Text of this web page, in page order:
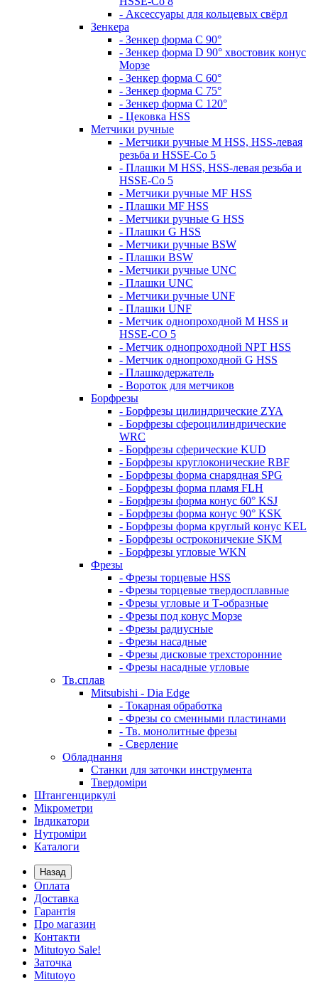
- Аксессуары для кольцевых свёрл
Зенкера
- Зенкер форма С 90°
- Зенкер форма D 90° хвостовик конус
Морзе
- Зенкер форма С 60°
- Зенкер форма С 75°
- Зенкер форма С 120°
- Цековка HSS
Метчики ручные
- Метчики ручные M HSS, HSS-левая
резьба и HSSE-Co 5
- Плашки M HSS, HSS-левая резьба и
HSSE-Co 5
- Метчики ручные MF HSS
- Плашки MF HSS
- Метчики ручные G HSS
- Плашки G HSS
- Метчики ручные BSW
- Плашки BSW
- Метчики ручные UNC
- Плашки UNC
- Метчики ручные UNF
- Плашки UNF
- Метчик однопроходной M HSS и
HSSE-CO 5
- Метчик однопроходной NPT HSS
- Метчик однопроходной G HSS
- Плашкодержатель
- Вороток для метчиков
Борфрезы
- Борфрезы цилиндрические ZYA
- Борфрезы сфероцилиндрические
WRC
- Борфрезы сферические KUD
- Борфрезы круглоконические RBF
- Борфрезы форма снарядная SPG
- Борфрезы форма пламя FLH
- Борфрезы форма конус 60° KSJ
- Борфрезы форма конус 90° KSK
- Борфрезы форма круглый конус KEL
- Борфрезы остроконичекие SKM
- Борфрезы угловые WKN
Фрезы
- Фрезы торцевые HSS
- Фрезы торцевые твердосплавные
- Фрезы угловые и Т-образные
- Фрезы под конус Морзе
- Фрезы радиусные
- Фрезы насадные
- Фрезы дисковые трехсторонние
- Фрезы насадные угловые
Тв.сплав
Mitsubishi - Dia Edge
- Токарная обработка
- Фрезы со сменными пластинами
- Тв. монолитные фрезы
- Сверление
Обладнання
Станки для заточки инструмента
Твердоміри
Штангенциркулі
Мікрометри
Індикатори
Нутроміри
Каталоги
Назад
Оплата
Доставка
Гарантія
Про магазин
Контакти
Mitutoyo Sale!
Заточка
Mitutoyo